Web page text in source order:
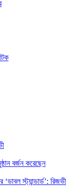
বর্জন করেছেন
স্ট্যান্ডার্ড’: রিজভী